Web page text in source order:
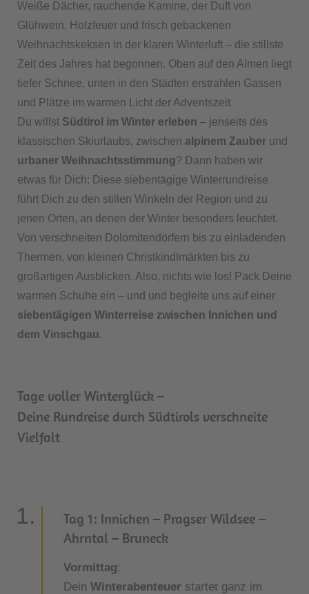
Weiße Dächer, rauchende Kamine, der Duft von
Glühwein, Holzfeuer und frisch gebackenen
Weihnachtskeksen in der klaren Winterluft – die stillste
Zeit des Jahres hat begonnen. Oben auf den Almen liegt
tiefer Schnee, unten in den Städten erstrahlen Gassen
und Plätze im warmen Licht der Adventszeit.
Du willst Südtirol im Winter erleben – jenseits des
klassischen Skiurlaubs, zwischen alpinem Zauber und
urbaner Weihnachtsstimmung? Dann haben wir
etwas für Dich: Diese siebentägige Winterrundreise
führt Dich zu den stillen Winkeln der Region und zu
jenen Orten, an denen der Winter besonders leuchtet.
Von verschneiten Dolomitendörfern bis zu einladenden
Thermen, von kleinen Christkindlmärkten bis zu
großartigen Ausblicken. Also, nichts wie los! Pack Deine
warmen Schuhe ein – und und begleite uns auf einer
siebentägigen Winterreise zwischen Innichen und
dem Vinschgau.
Tage voller Winterglück –
Deine Rundreise durch Südtirols verschneite
Vielfalt
Tag 1: Innichen – Pragser Wildsee –
Ahrntal – Bruneck
Vormittag:
Dein Winterabenteuer startet ganz im